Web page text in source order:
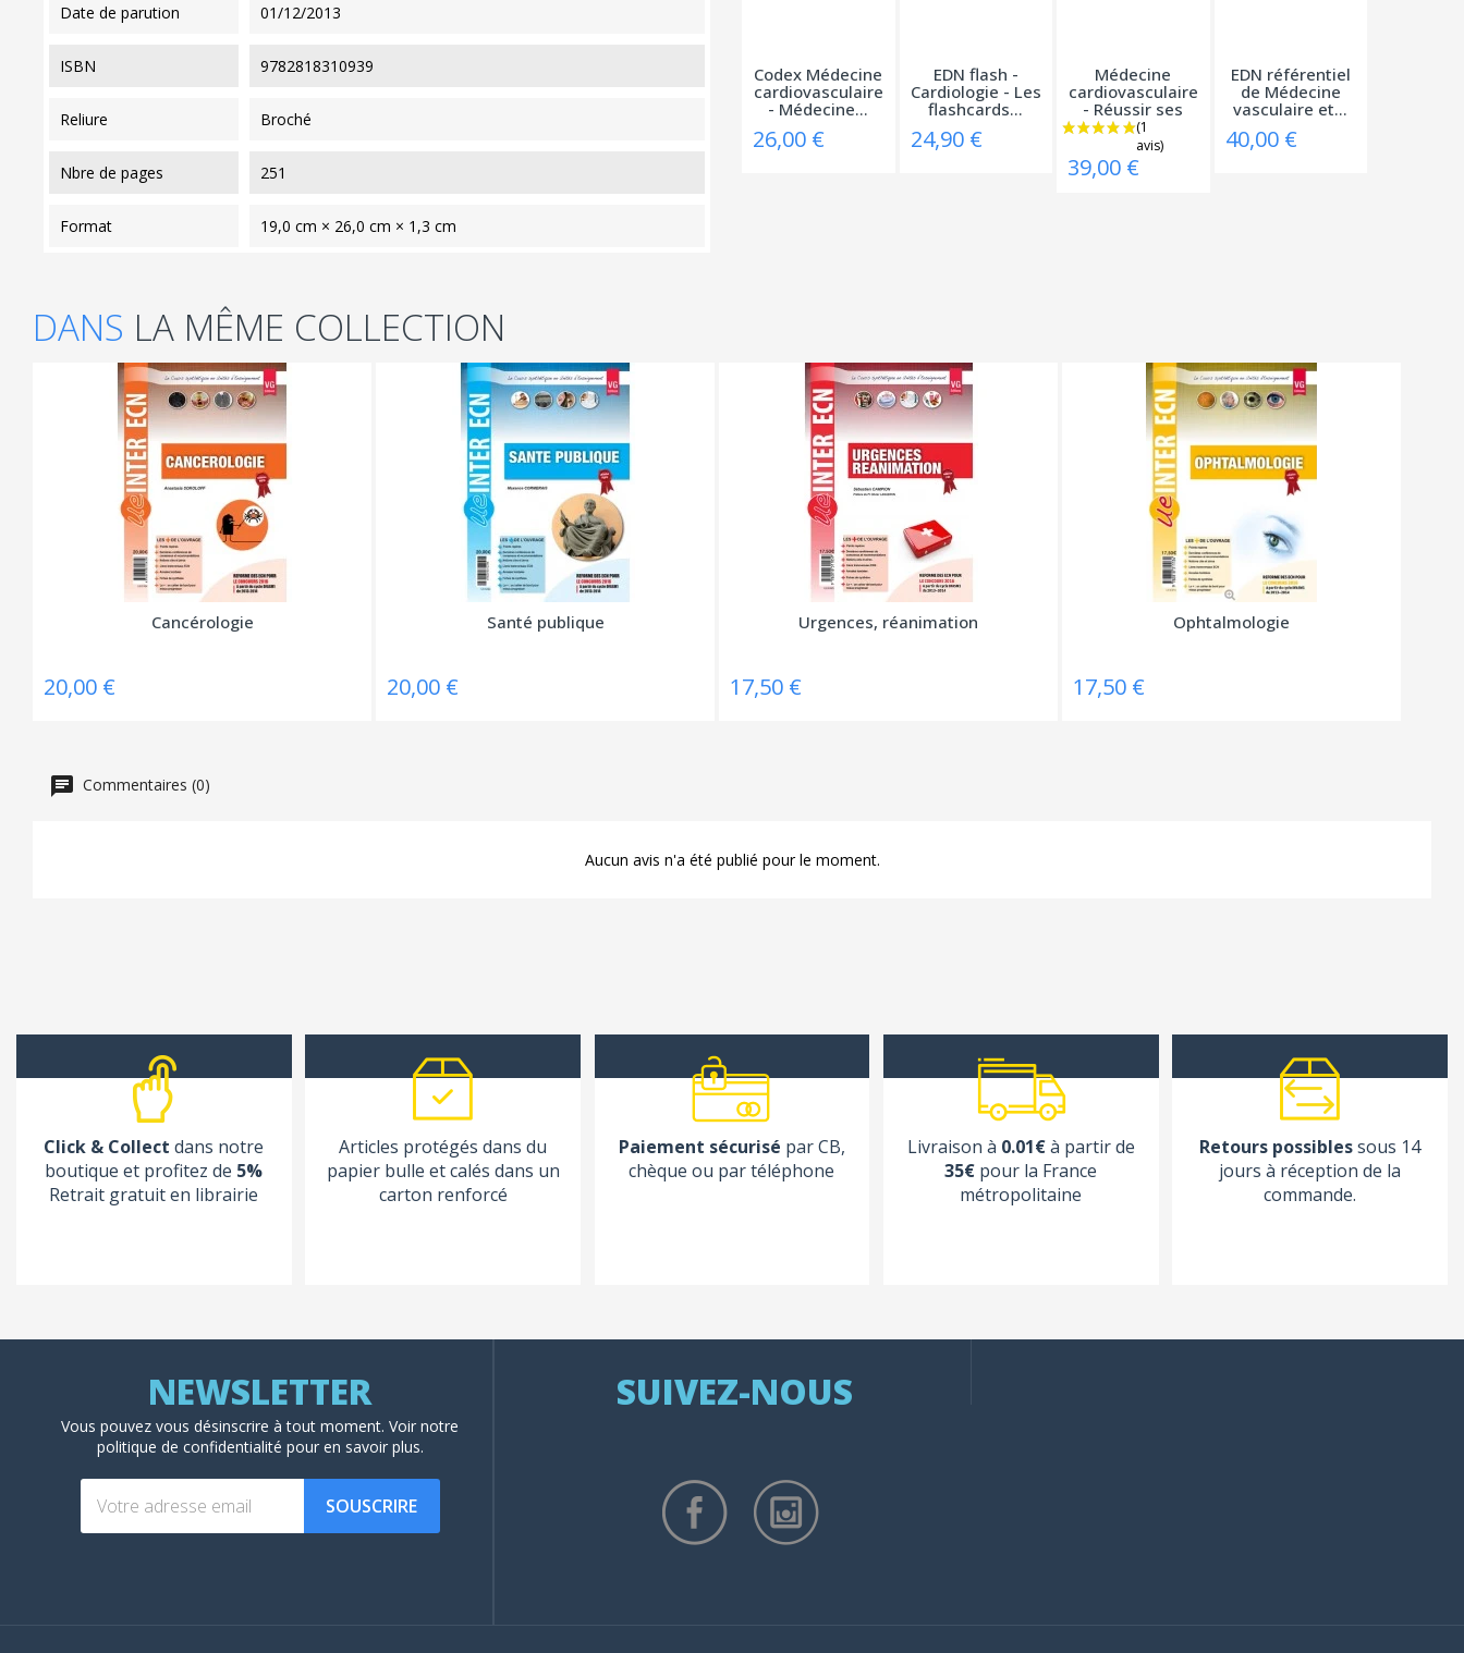
date de parution 01/12/2013
ISBN 9782818310939
reliure Broché
nbre de pages 251
format 19,0 cm × 26,0 cm × 1,3 cm
Codex Médecine
cardiovasculaire
- Médecine...
26,00 €
EDN flash -
Cardiologie - Les
flashcards...
24,90 €
Médecine
cardiovasculaire
- Réussir ses
EDN
39,00 €
EDN référentiel
de Médecine
vasculaire et...
40,00 €
DANS LA MÊME COLLECTION
Cancérologie
20,00 €
Santé publique
20,00 €
Urgences, réanimation
17,50 €
Ophtalmologie
17,50 €
Commentaires (0)
Aucun avis n'a été publié pour le moment.
Click & Collect dans notre
boutique et profitez de 5%
Retrait gratuit en librairie
Articles protégés dans du
papier bulle et calés dans un
carton renforcé
Paiement sécurisé par CB,
chèque ou par téléphone
Livraison à 0.01€à partir de
35€ pour la France
métropolitaine
Retours possiblessous 14
jours à réception de la
commande.
Vous pouvez vous désinscrire à tout moment. Voirnotre
politique de confidentialité pour en savoir plus.
SOUSCRIRE
SUIVEZ-NOUS